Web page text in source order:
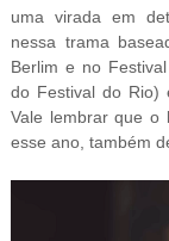
uma virada em
nessa trama
Berlim e no
do Festival do Rio)
Vale lembrar que o
esse ano, também